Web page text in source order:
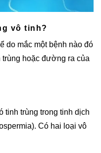
vô tinh?
do mắc một bệnh nào đó
trùng hoặc đường ra của
tinh trùng trong tinh dịch
Có hai loại vô